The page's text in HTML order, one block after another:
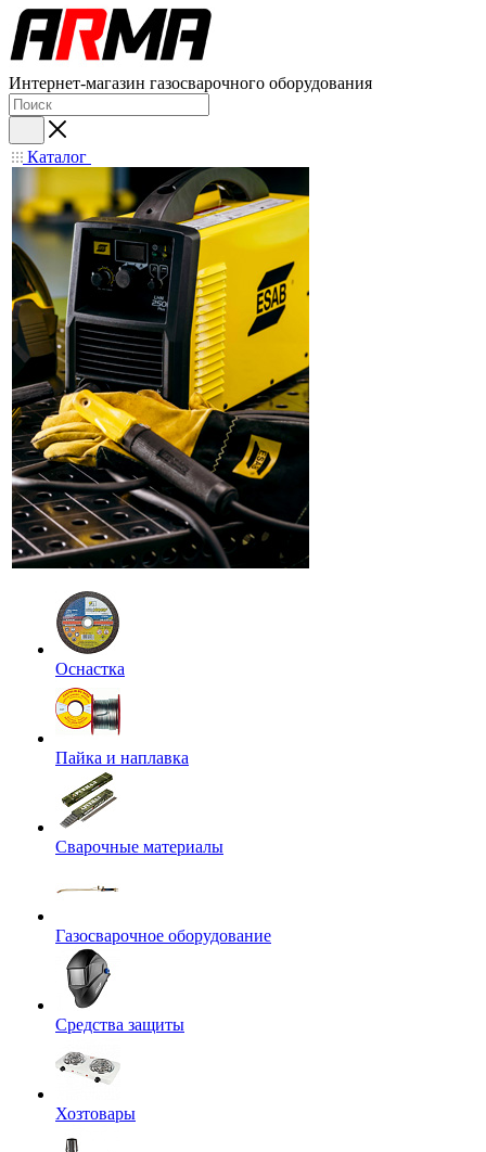
Интернет-магазин газосварочного оборудования
Каталог
Оснастка
Пайка и наплавка
Сварочные материалы
Газосварочное оборудование
Средства защиты
Хозтовары